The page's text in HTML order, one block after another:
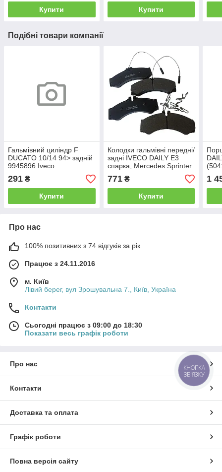
Купити Купити
Подібні товари компанії
Гальмівний циліндр F
DUCATO 10/14 94> задній
9945896 Iveco
291 ₴
Купити
Колодки гальмівні передні/
задні IVECO DAILY E3
спарка, Mercedes Sprinter
408-416 (10.1043 GP)
771₴
Купити
1
Про нас
100% позитивних з 74 відгуків за рік
Працює з 24.11.2016
м. Київ
Лівий берег, вул Зрошувальна 7., Київ, Україна
Контакти
Сьогодні працює з 09:00 до 18:30
Показати весь графік роботи
Про нас
Контакти
Доставка та оплата
Графік роботи
Повна версія сайту
КНОПКА
ЗВ'ЯЗКУ